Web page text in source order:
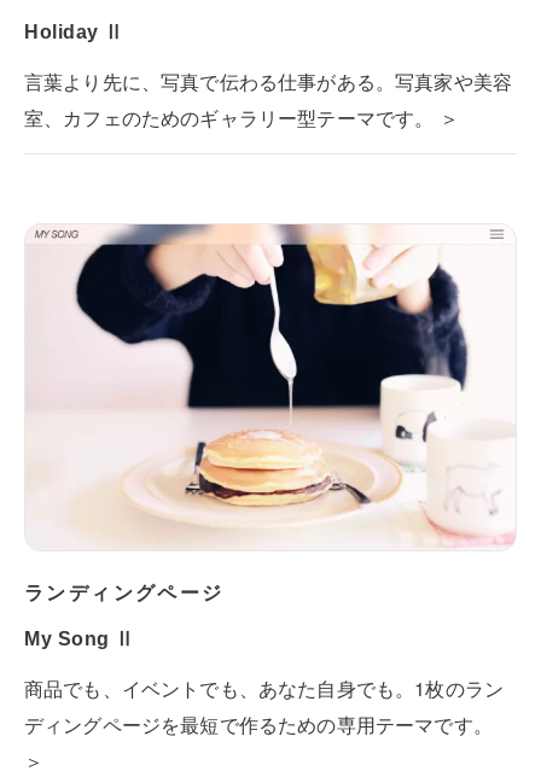
Holiday Ⅱ
言葉より先に、写真で伝わる仕事がある。写真家や美容
室、カフェのためのギャラリー型テーマです。 ＞
ランディングページ
My Song Ⅱ
商品でも、イベントでも、あなた自身でも。1枚のラン
ディングページを最短で作るための専用テーマです。
＞